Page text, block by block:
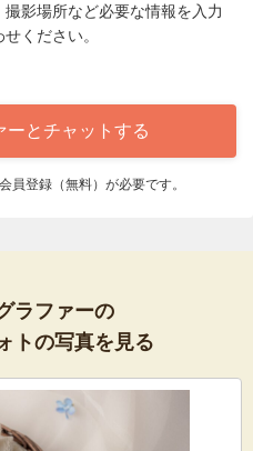
影場所など必要な情報を入力
ください。
ーとチャットする
登録（無料）が必要です。
ラファーの
トの写真を見る